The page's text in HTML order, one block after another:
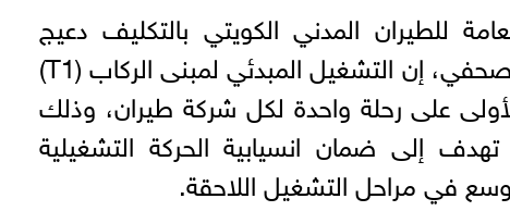
للطيران المدني الكويتي بالتكليف دعيج
العتيبي، في تصريح صحفي، إن التشغيل المبدئي لمبنى الركاب (T1)
على رحلة واحدة لكل شركة طيران، وذلك
إلى ضمان انسيابية الحركة التشغيلية
في مراحل التشغيل اللاحقة.